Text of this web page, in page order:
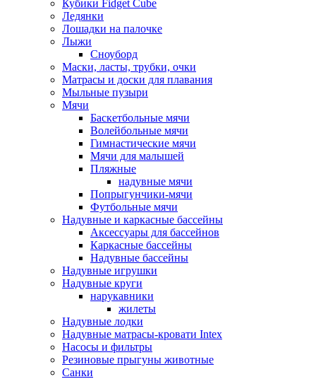
Кубики Fidget Cube
Ледянки
Лошадки на палочке
Лыжи
Сноуборд
Маски, ласты, трубки, очки
Матрасы и доски для плавания
Мыльные пузыри
Мячи
Баскетбольные мячи
Волейбольные мячи
Гимнастические мячи
Мячи для малышей
Пляжные
надувные мячи
Попрыгунчики-мячи
Футбольные мячи
Надувные и каркасные бассейны
Аксессуары для бассейнов
Каркасные бассейны
Надувные бассейны
Надувные игрушки
Надувные круги
нарукавники
жилеты
Надувные лодки
Надувные матрасы-кровати Intex
Насосы и фильтры
Резиновые прыгуны животные
Санки